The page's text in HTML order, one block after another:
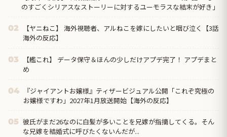
のすごくシリアスなストーリーに対するユーモラスな結末が好き」
02
【ヤニねこ】 海外視聴者、アルねこを嫁にしたいと咽び泣く【3話
海外の反応】
03
【艦これ】 データ保守＆ほんの少しだけアプデ完了！ アプデまと
め
04
『ジャイアントお嬢様』ティザービジュアル公開「これぞ究極の
お嬢様ですわ」2027年1月放送開始【海外の反応】
05 彼氏がまだ26なのに白髪が多いことを兄嫁が指摘してくる。そん
な兄嫁を結婚式に呼びたくないんだが...